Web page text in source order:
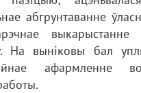
абгрунтаванне
выкарыстанне
На выніковы бал
афармленне